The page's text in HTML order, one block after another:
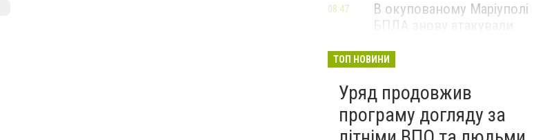
В окупованому Маріуполі
БПЛА знову атакували
— ВІДЕО
08:47
ТОП НОВИНИ
Уряд продовжив
програму догляду за